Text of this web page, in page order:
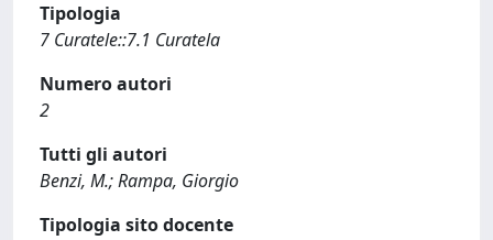
Tipologia
7 Curatele::7.1 Curatela
Numero autori
2
Tutti gli autori
Benzi, M.; Rampa, Giorgio
Tipologia sito docente